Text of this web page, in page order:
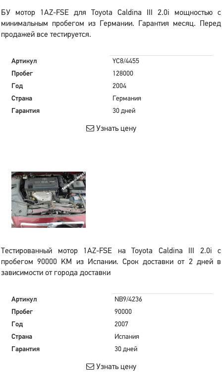
БУ мотор 1AZ-FSE для Toyota Caldina III 2.0i мощностью с
минимальным пробегом из Германии. Гарантия месяц. Перед
продажей все тестируется.
Артикул
YC8/4455
Пробег
128000
Год
2004
Страна
Германия
Гарантия
30 дней
Узнать цену
Тестированный мотор 1AZ-FSE на Toyota Caldina III 2.0i с
пробегом 90000 KM из Испании. Срок доставки от 2 дней в
зависимости от города доставки
Артикул
NB9/4236
Пробег
90000
Год
2007
Страна
Испания
Гарантия
30 дней
Узнать цену